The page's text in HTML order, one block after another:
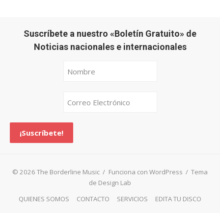
Suscríbete a nuestro «Boletín Gratuito» de
Noticias nacionales e internacionales
© 2026 The Borderline Music / Funciona con WordPress / Tema
de Design Lab
QUIENES SOMOS
CONTACTO SERVICIOS EDITA TU DISCO